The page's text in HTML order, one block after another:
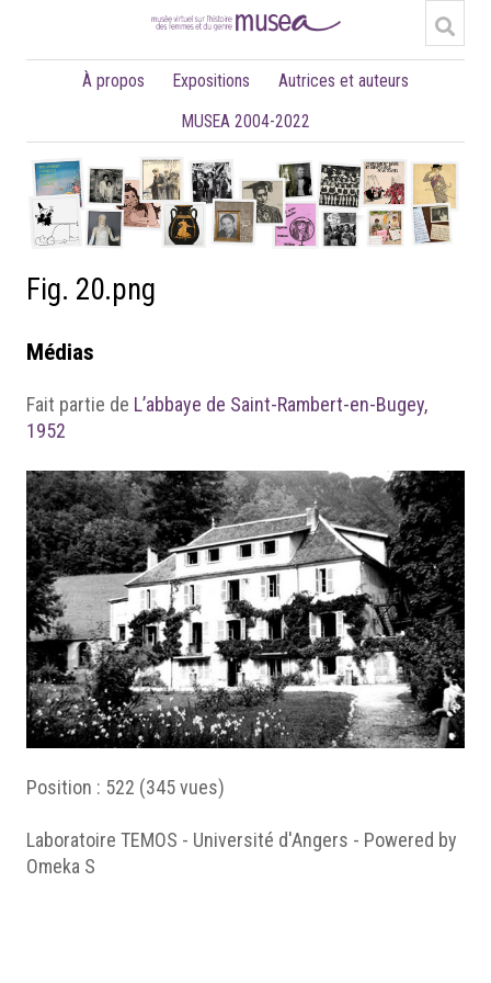
À propos Expositions
Autrices et auteurs
MUSEA 2004-2022
Fig. 20.png
Médias
Fait partie de L’abbaye de Saint-Rambert-en-Bugey,
1952
Position : 522 (345vues)
Laboratoire TEMOS - Université d'Angers - Powered by
Omeka S